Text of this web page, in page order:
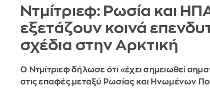
Ντμίτριεφ: Ρωσία και
εξετάζουν κοινά
σχέδια στην Αρκτική
Ο Ντμίτριεφ δήλωσε ότι «έχει σημειωθεί
στις επαφές μεταξύ Ρωσίας και Ηνωμένων